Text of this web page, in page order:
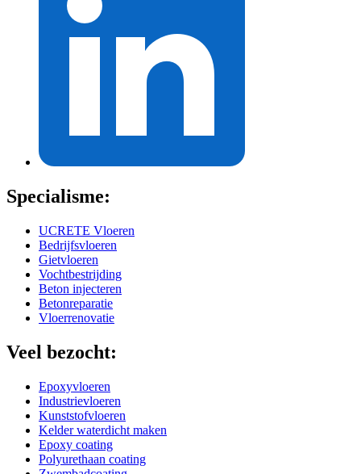
Specialisme:
UCRETE Vloeren
Bedrijfsvloeren
Gietvloeren
Vochtbestrijding
Beton injecteren
Betonreparatie
Vloerrenovatie
Veel bezocht:
Epoxyvloeren
Industrievloeren
Kunststofvloeren
Kelder waterdicht maken
Epoxy coating
Polyurethaan coating